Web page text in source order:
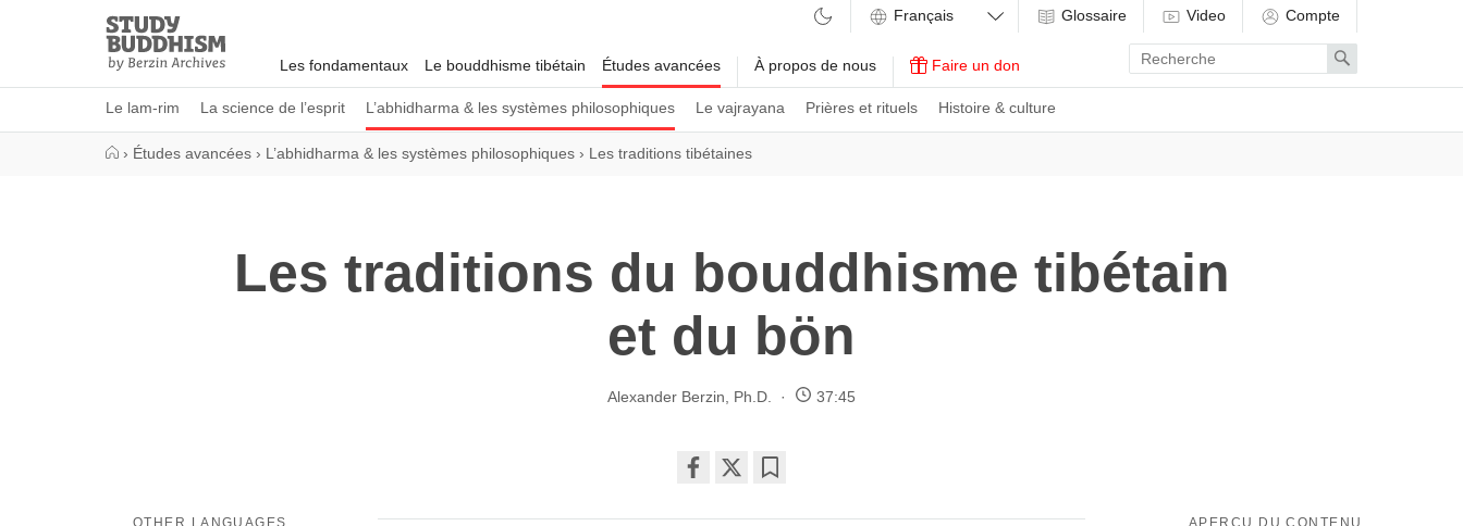
Study
Buddhism
Home
Les fondamentaux Le bouddhisme tibétain Études avancées
Le lam-rim La science de l’esprit L’abhidharma & les systèmes philosophiques Le vajrayana Prières et rituels Histoire & culture
À propos de nous Faire un don
Glossaire Video Compte
Enter
search
term
Search
› Études avancées › L’abhidharma & les systèmes philosophiques › Les traditions tibétaines
Les traditions du bouddhisme tibétain
et du bön
Alexander Berzin, Ph.D. 37:45